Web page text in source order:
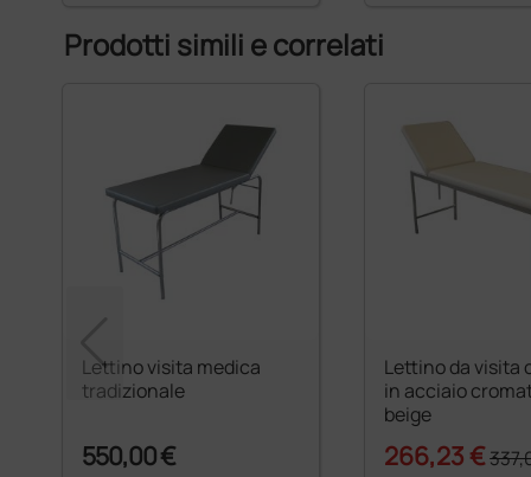
Prodotti simili e correlati
Lettino visita medica
tradizionale
550,00 €
Lettino da visita
in acciaio
beige
266,23 €